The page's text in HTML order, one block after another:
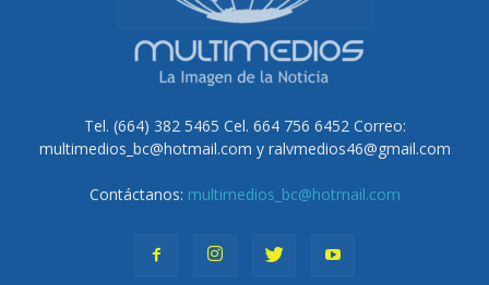
Tel. (664) 382 5465 Cel. 664 756 6452 Correo:
multimedios_bc@hotmail.com y ralvmedios46@gmail.com
Contáctanos: multimedios_bc@hotmail.com